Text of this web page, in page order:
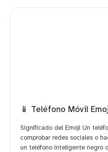
📱 Teléfono Móvil
Significado del Emoji Un
comprobar redes sociales o
un teléfono inteligente negro